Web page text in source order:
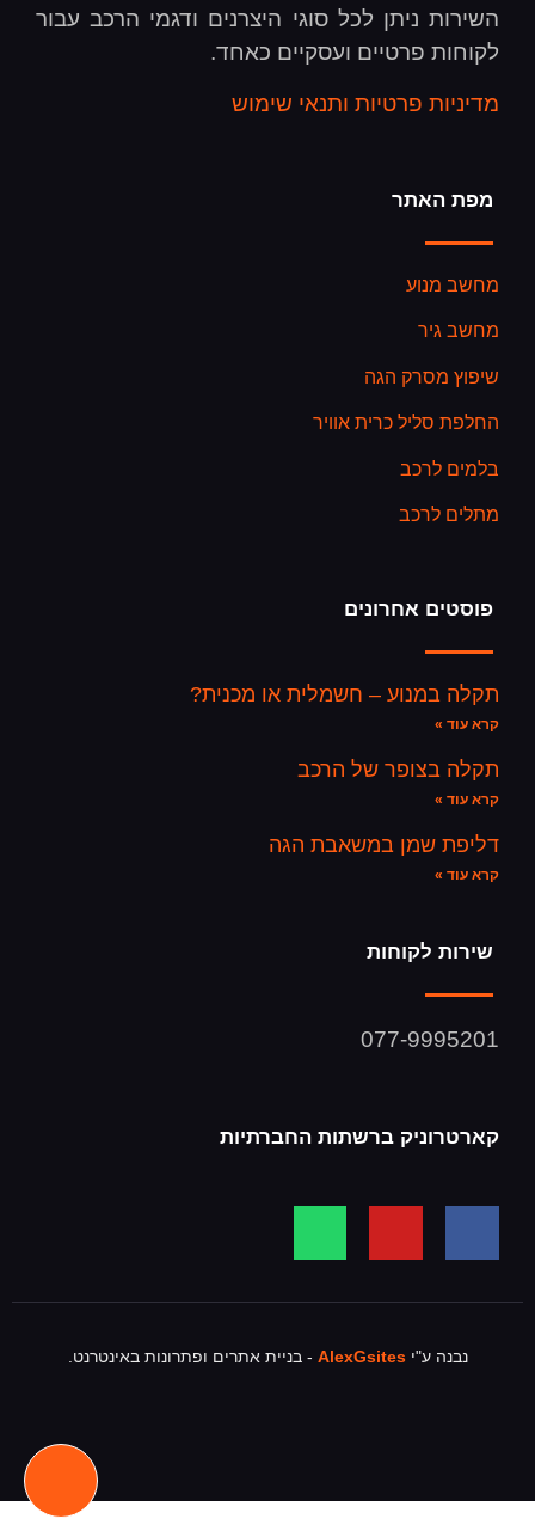
השירות ניתן לכל סוגי היצרנים ודגמי הרכב עבור
לקוחות פרטיים ועסקיים כאחד.
מדיניות פרטיות ותנאי שימוש
מפת האתר
מחשב מנוע
מחשב גיר
שיפוץ מסרק הגה
החלפת סליל כרית אוויר
בלמים לרכב
מתלים לרכב
פוסטים אחרונים
תקלה במנוע – חשמלית או מכנית?
קרא עוד »
תקלה בצופר של הרכב
קרא עוד »
דליפת שמן במשאבת הגה
קרא עוד »
שירות לקוחות
077-9995201
קארטרוניק ברשתות החברתיות
נבנה ע"יAlexGsites - בניית אתרים ופתרונות באינטרנט.